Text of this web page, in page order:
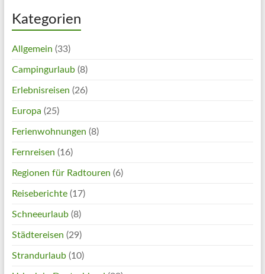
Kategorien
Allgemein (33)
Campingurlaub(8)
Erlebnisreisen (26)
Europa (25)
Ferienwohnungen (8)
Fernreisen (16)
Regionen für Radtouren (6)
Reiseberichte(17)
Schneeurlaub(8)
Städtereisen (29)
Strandurlaub(10)